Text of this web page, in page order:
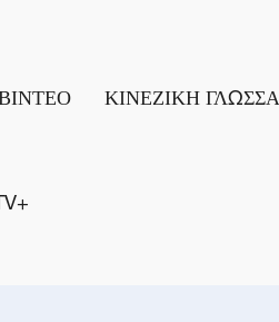
ΚΙΝΕΖΙΚΗ ΓΛΩΣΣΑ